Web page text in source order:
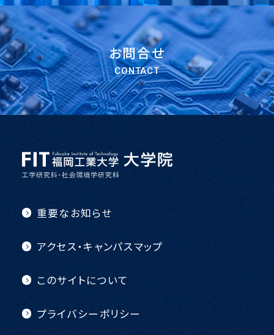
お問合せ
CONTACT
重要なお知らせ
アクセス・キャンパスマップ
このサイトについて
プライバシーポリシー